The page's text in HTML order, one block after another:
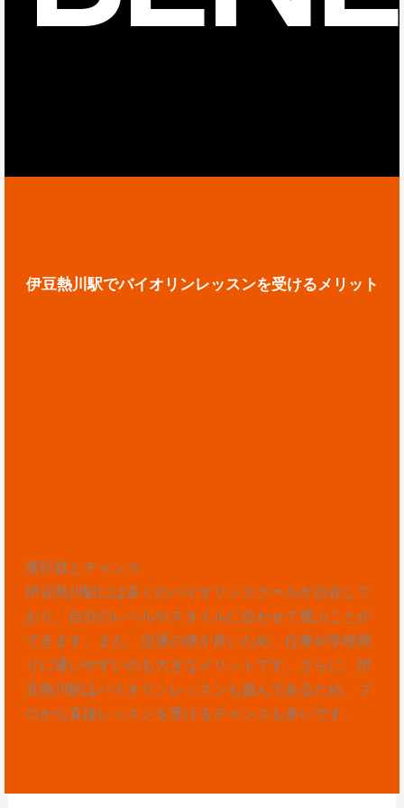
伊豆熱川駅でバイオリンレッスンを受けるメリット
選択肢とチャンス
伊豆熱川駅には多くのバイオリンスクールが点在して
おり、自分のレベルやスタイルに合わせて選ぶことが
できます。また、交通の便が良いため、仕事や学校帰
りに通いやすいのも大きなメリットです。さらに、伊
豆熱川駅はバイオリンレッスンも盛んであるため、プ
ロから直接レッスンを受けるチャンスも多いです。